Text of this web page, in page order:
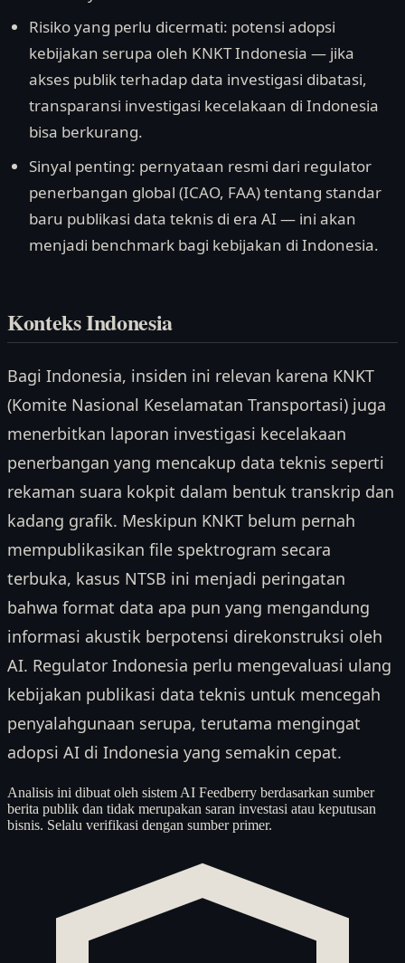
Risiko yang perlu dicermati: potensi adopsi
kebijakan serupa oleh KNKT Indonesia — jika
akses publik terhadap data investigasi dibatasi,
transparansi investigasi kecelakaan di Indonesia
bisa berkurang.
Sinyal penting: pernyataan resmi dari regulator
penerbangan global (ICAO, FAA) tentang standar
baru publikasi data teknis di era AI — ini akan
menjadi benchmark bagi kebijakan di Indonesia.
Konteks Indonesia
Bagi Indonesia, insiden ini relevan karena KNKT
(Komite Nasional Keselamatan Transportasi) juga
menerbitkan laporan investigasi kecelakaan
penerbangan yang mencakup data teknis seperti
rekaman suara kokpit dalam bentuk transkrip dan
kadang grafik. Meskipun KNKT belum pernah
mempublikasikan file spektrogram secara
terbuka, kasus NTSB ini menjadi peringatan
bahwa format data apa pun yang mengandung
informasi akustik berpotensi direkonstruksi oleh
AI. Regulator Indonesia perlu mengevaluasi ulang
kebijakan publikasi data teknis untuk mencegah
penyalahgunaan serupa, terutama mengingat
adopsi AI di Indonesia yang semakin cepat.
Analisis ini dibuat oleh sistem AI Feedberry berdasarkan sumber
berita publik dan tidak merupakan saran investasi atau keputusan
bisnis. Selalu verifikasi dengan sumber primer.